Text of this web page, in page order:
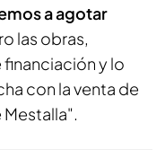
a agotar
las obras,
y lo
con la venta de